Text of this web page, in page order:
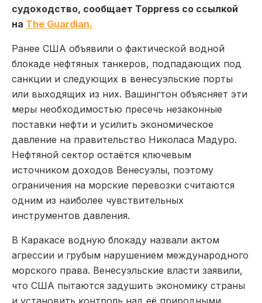
судоходство, сообщает Toppress со ссылкой
на The Guardian.
Ранее США объявили о фактической водной
блокаде нефтяных танкеров, подпадающих под
санкции и следующих в венесуэльские порты
или выходящих из них. Вашингтон объясняет эти
меры необходимостью пресечь незаконные
поставки нефти и усилить экономическое
давление на правительство Николаса Мадуро.
Нефтяной сектор остаётся ключевым
источником доходов Венесуэлы, поэтому
ограничения на морские перевозки считаются
одним из наиболее чувствительных
инструментов давления.
В Каракасе водную блокаду назвали актом
агрессии и грубым нарушением международного
морского права. Венесуэльские власти заявили,
что США пытаются задушить экономику страны
и установить контроль над её природными